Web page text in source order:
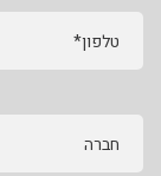
טלפון*
חברה